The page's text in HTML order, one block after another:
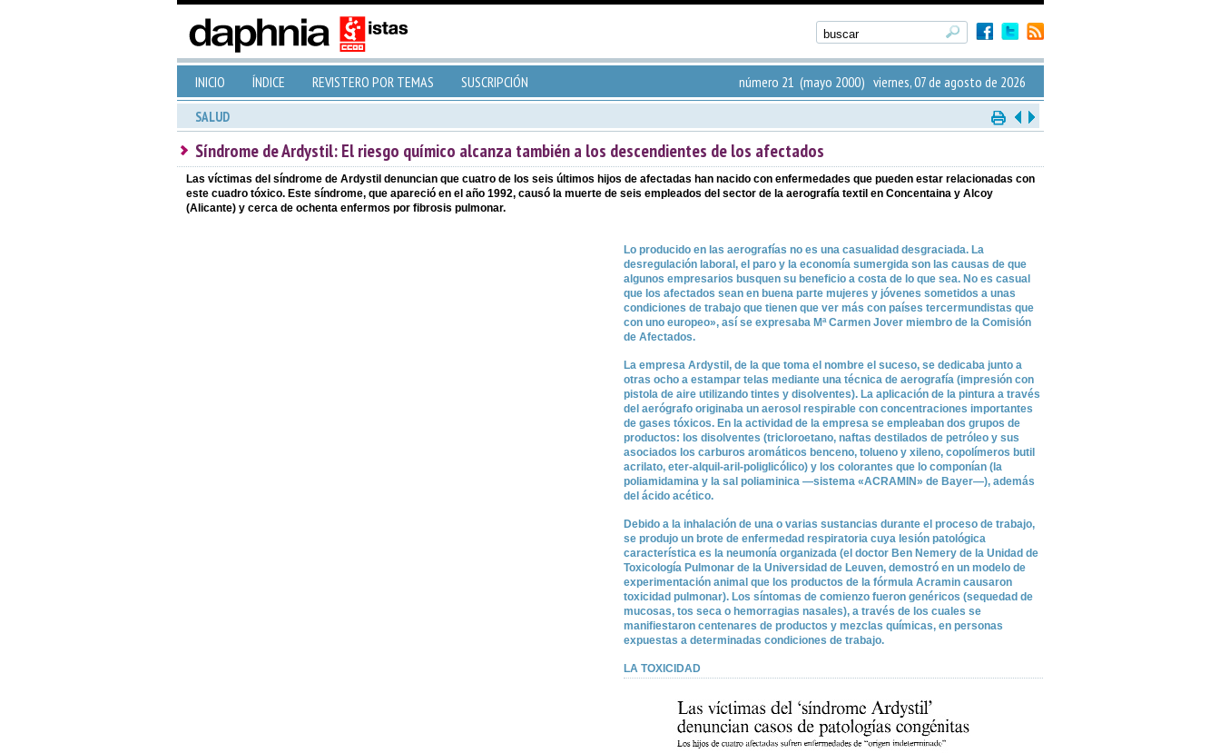
INICIO ÍNDICE REVISTERO POR TEMAS SUSCRIPCIÓN número 21 (mayo 2000) viernes, 07 de agosto de 2026
SALUD
Síndrome de Ardystil: El riesgo químico alcanza también a los descendientes de los afectados
Las víctimas del síndrome de Ardystil denuncian que cuatro de los seis últimos hijos de afectadas han nacido con enfermedades que pueden estar relacionadas con
este cuadro tóxico. Este síndrome, que apareció en el año 1992, causó la muerte de seis empleados del sector de la aerografía textil en Concentaina y Alcoy
(Alicante) y cerca de ochenta enfermos por fibrosis pulmonar.
Lo producido en las aerografías no es una casualidad desgraciada. La
desregulación laboral, el paro y la economía sumergida son las causas de que
algunos empresarios busquen su beneficio a costa de lo que sea. No es casual
que los afectados sean en buena parte mujeres y jóvenes sometidos a unas
condiciones de trabajo que tienen que ver más con países tercermundistas que
con uno europeo», así se expresaba Mª Carmen Jover miembro de la Comisión
de Afectados.
La empresa Ardystil, de la que toma el nombre el suceso, se dedicaba junto a
otras ocho a estampar telas mediante una técnica de aerografía (impresión con
pistola de aire utilizando tintes y disolventes). La aplicación de la pintura a través
del aerógrafo originaba un aerosol respirable con concentraciones importantes
de gases tóxicos. En la actividad de la empresa se empleaban dos grupos de
productos: los disolventes (tricloroetano, naftas destilados de petróleo y sus
asociados los carburos aromáticos benceno, tolueno y xileno, copolímeros butil
acrilato, eter-alquil-aril-poliglicólico) y los colorantes que lo componían (la
poliamidamina y la sal poliaminica —sistema «ACRAMIN» de Bayer—), además
del ácido acético.
Debido a la inhalación de una o varias sustancias durante el proceso de trabajo,
se produjo un brote de enfermedad respiratoria cuya lesión patológica
característica es la neumonía organizada (el doctor Ben Nemery de la Unidad de
Toxicología Pulmonar de la Universidad de Leuven, demostró en un modelo de
experimentación animal que los productos de la fórmula Acramin causaron
toxicidad pulmonar). Los síntomas de comienzo fueron genéricos (sequedad de
mucosas, tos seca o hemorragias nasales), a través de los cuales se
manifiestaron centenares de productos y mezclas químicas, en personas
expuestas a determinadas condiciones de trabajo.
LA TOXICIDAD